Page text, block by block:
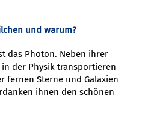
und warum?
das Photon. Neben ihrer
der Physik transportieren
fernen Sterne und Galaxien
ihnen den schönen